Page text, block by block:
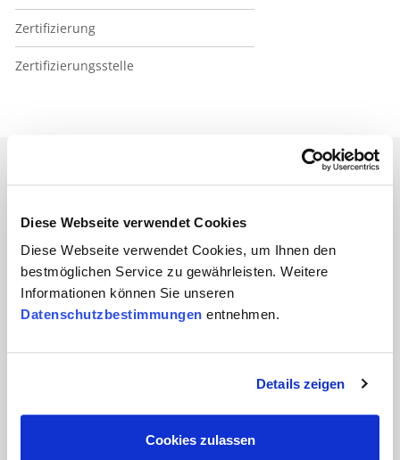
Diese Webseite verwendet Cookies
Diese Webseite verwendet Cookies, um Ihnen den
bestmöglichen Service zu gewährleisten. Weitere
Informationen können Sie unseren
Datenschutzbestimmungen entnehmen.
Details zeigen
Cookies zulassen
Zertifizierung
Zertifizierungsstelle
Branchen
Automobil
Bahn und